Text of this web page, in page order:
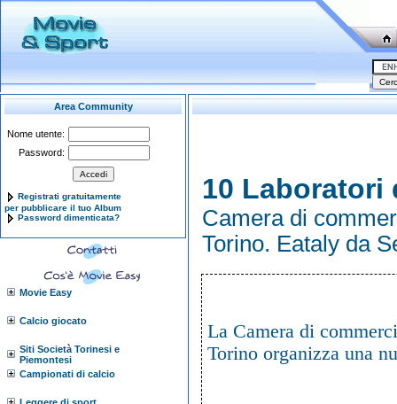
Area Community
Nome utente:
Password:
Registrati gratuitamente
per pubblicare il tuo Album
Password dimenticata?
Movie Easy
Calcio giocato
Siti Società Torinesi e
Piemontesi
Campionati di calcio
10 Laboratori
Camera di
Torino. Eataly da
La Camera di
Torino organizza una